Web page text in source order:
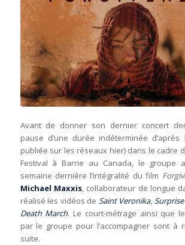
Avant de donner son dernier concert
pause d’une durée indéterminée
publiée sur les réseaux hier) dans le cadre
Festival à Barrie au Canada, le groupe
semaine dernière l’intégralité du film
Michael Maxxis, collaborateur de longue
réalisé les vidéos de Saint Veronika,
Death March. Le court-métrage ainsi que
par le groupe pour l’accompagner sont à
suite.